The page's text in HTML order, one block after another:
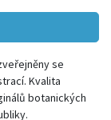
se
Kvalita
botanických